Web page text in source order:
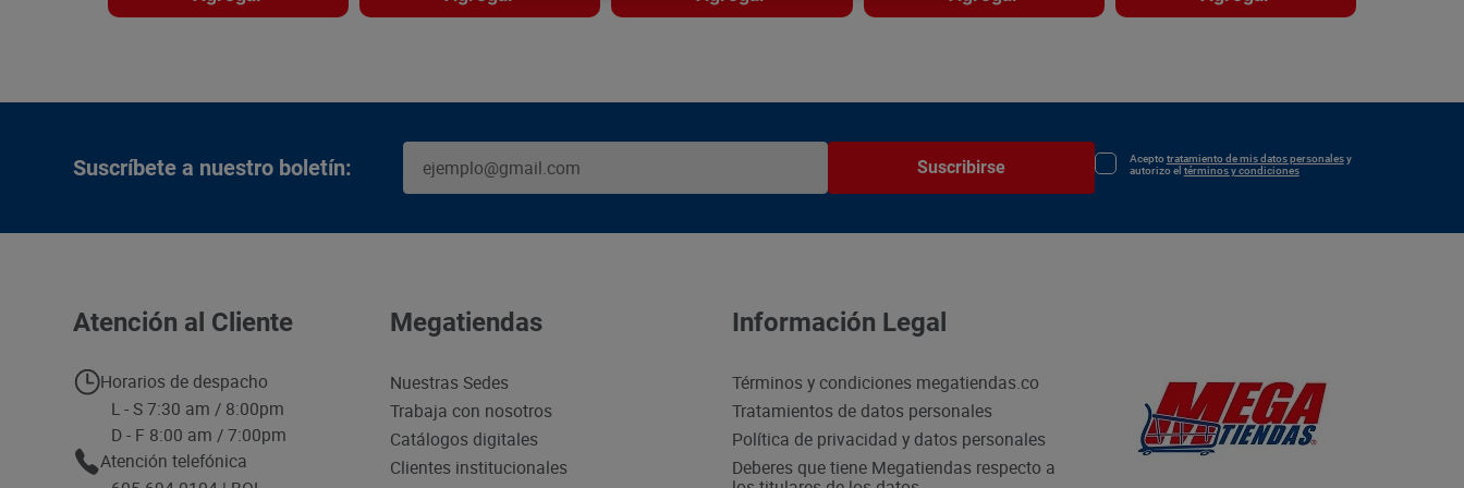
Suscríbete a nuestro boletín: Suscribirse Aceptotratamiento de mis datos personalesy
autorizo el términos y condiciones
Atención al Cliente
Horarios de despacho
L - S 7:30 am / 8:00pm
D - F 8:00 am / 7:00pm
Atención telefónica
Megatiendas
Nuestras Sedes
Trabaja con nosotros
Catálogos digitales
Clientes institucionales
Información Legal
Términos y condiciones megatiendas.co
Tratamientos de datos personales
Política de privacidad y datos personales
Deberes que tiene Megatiendas respecto a